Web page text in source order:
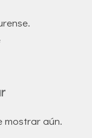
mostrar aún.